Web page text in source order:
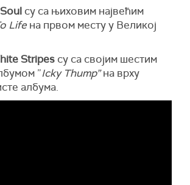
су са њиховим највећим
Lifeна првом месту у Великој
Stripes су са својим шестим
”Icky Thump”на врху
албума.